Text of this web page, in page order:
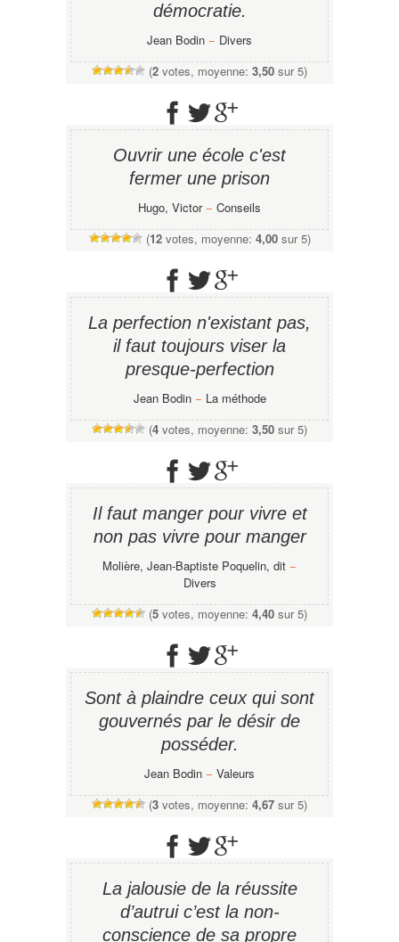
démocratie.
Jean Bodin − Divers
(2 votes, moyenne: 3,50 sur 5)
Ouvrir une école c'est
fermer une prison
Hugo, Victor− Conseils
(12votes, moyenne: 4,00sur 5)
La perfection n'existant pas,
il faut toujours viser la
presque-perfection
Jean Bodin− La méthode
(4 votes, moyenne: 3,50 sur 5)
Il faut manger pour vivre et
non pas vivre pour manger
Molière, Jean-Baptiste Poquelin, dit −
Divers
(5 votes, moyenne: 4,40 sur 5)
Sont à plaindre ceux qui sont
gouvernés par le désir de
posséder.
Jean Bodin − Valeurs
(3 votes, moyenne: 4,67 sur 5)
La jalousie de la réussite
d’autrui c’est la non-
conscience de sa propre